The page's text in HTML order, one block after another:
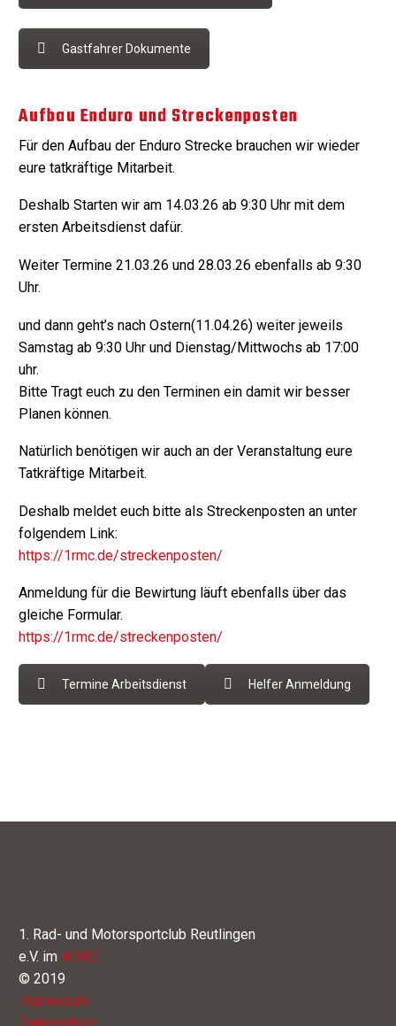
Gastfahrer Dokumente
Aufbau Enduro und Streckenposten
Für den Aufbau der Enduro Strecke brauchen wir wieder
eure tatkräftige Mitarbeit.
Deshalb Starten wir am 14.03.26 ab 9:30 Uhr mit dem
ersten Arbeitsdienst dafür.
Weiter Termine 21.03.26 und 28.03.26 ebenfalls ab 9:30
Uhr.
und dann geht’s nach Ostern(11.04.26) weiter jeweils
Samstag ab 9:30 Uhr und Dienstag/Mittwochs ab 17:00
uhr.
Bitte Tragt euch zu den Terminen ein damit wir besser
Planen können.
Natürlich benötigen wir auch an der Veranstaltung eure
Tatkräftige Mitarbeit.
Deshalb meldet euch bitte als Streckenposten an unter
folgendem Link:
https://1rmc.de/streckenposten/
Anmeldung für die Bewirtung läuft ebenfalls über das
gleiche Formular.
https://1rmc.de/streckenposten/
Termine Arbeitsdienst Helfer Anmeldung
1. Rad- und Motorsportclub Reutlingen
e.V. im ADAC
© 2019
Impressum